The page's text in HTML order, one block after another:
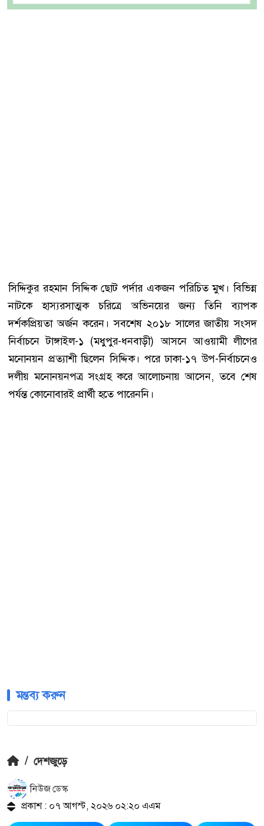
সিদ্দিকুর রহমান সিদ্দিক ছোট পর্দার একজন পরিচিত মুখ। বিভিন্ন
নাটকে হাস্যরসাত্মক চরিত্রে অভিনয়ের জন্য তিনি ব্যাপক
দর্শকপ্রিয়তা অর্জন করেন। সবশেষ ২০১৮ সালের জাতীয় সংসদ
নির্বাচনে টাঙ্গাইল-১ (মধুপুর-ধনবাড়ী) আসনে আওয়ামী লীগের
মনোনয়ন প্রত্যাশী ছিলেন সিদ্দিক। পরে ঢাকা-১৭ উপ-নির্বাচনেও
দলীয় মনোনয়নপত্র সংগ্রহ করে আলোচনায় আসেন, তবে শেষ
পর্যন্ত কোনোবারই প্রার্থী হতে পারেননি।
মন্তব্য করুন
/ দেশজুড়ে
নিউজ ডেস্ক
প্রকাশ : ০৭ আগস্ট, ২০২৬ ০২:২০ এএম